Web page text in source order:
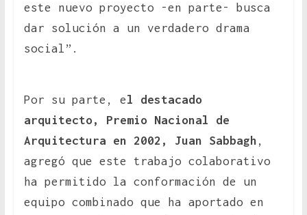
este nuevo proyecto -en parte- busca
dar solución a un verdadero drama
social”.
Por su parte, el destacado
arquitecto, Premio Nacional de
Arquitectura en 2002, Juan Sabbagh ,
agregó que este trabajo colaborativo
ha permitido la conformación de un
equipo combinado que ha aportado en